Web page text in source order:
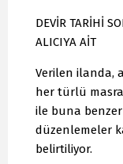
DEVİR TARİHİ
ALICIYA AİT
Verilen ilanda,
her türlü
ile buna
düzenlemeler
belirtiliyor.